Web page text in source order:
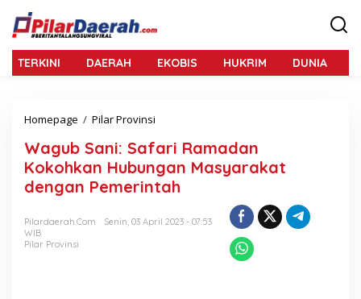
TERKINI DAERAH EKOBIS HUKRIM DUNIA
Homepage / Pilar Provinsi
g
u
b
S
n
Wagub Sani: Safari Ramadan
Kokohkan Hubungan Masyarakat
dengan Pemerintah
Pilardaerah.com
Senin, 03 April 2023 - 07:53
WIB
Pilar Provinsi